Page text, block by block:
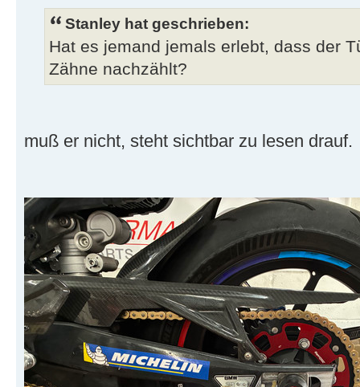
Stanley hat geschrieben:
Hat es jemand jemals erlebt, dass der
Zähne nachzählt?
muß er nicht, steht sichtbar zu lesen drauf.